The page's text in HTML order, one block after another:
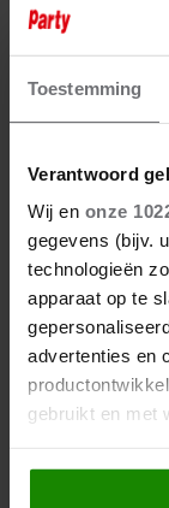
Toestemming
Verantwoord
Wij en onze
gegevens (bijv.
technologieën
apparaat op te
advertenties en
gebruikt en met
Als u het
VAN